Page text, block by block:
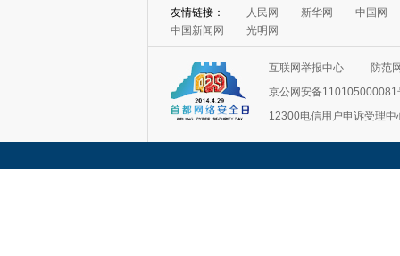
友情链接： 人民网 新华网
中国网
中国新闻网
光明网
互联网举报中心
防范
京公网安备110105000081
12300电信用户申诉受理中